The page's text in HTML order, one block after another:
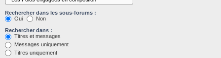
Rechercher dans les sous-forums :
Oui
Non
Rechercher dans :
Titres et messages
Messages uniquement
Titres uniquement